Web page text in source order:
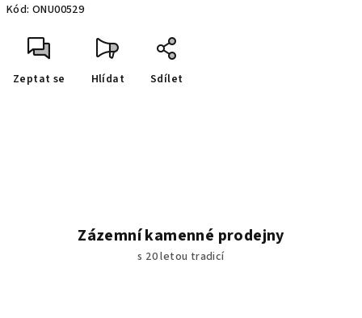
Kód: ONU00529
Zeptat se Hlídat Sdílet
Zázemní kamenné prodejny
s 20 letou tradicí